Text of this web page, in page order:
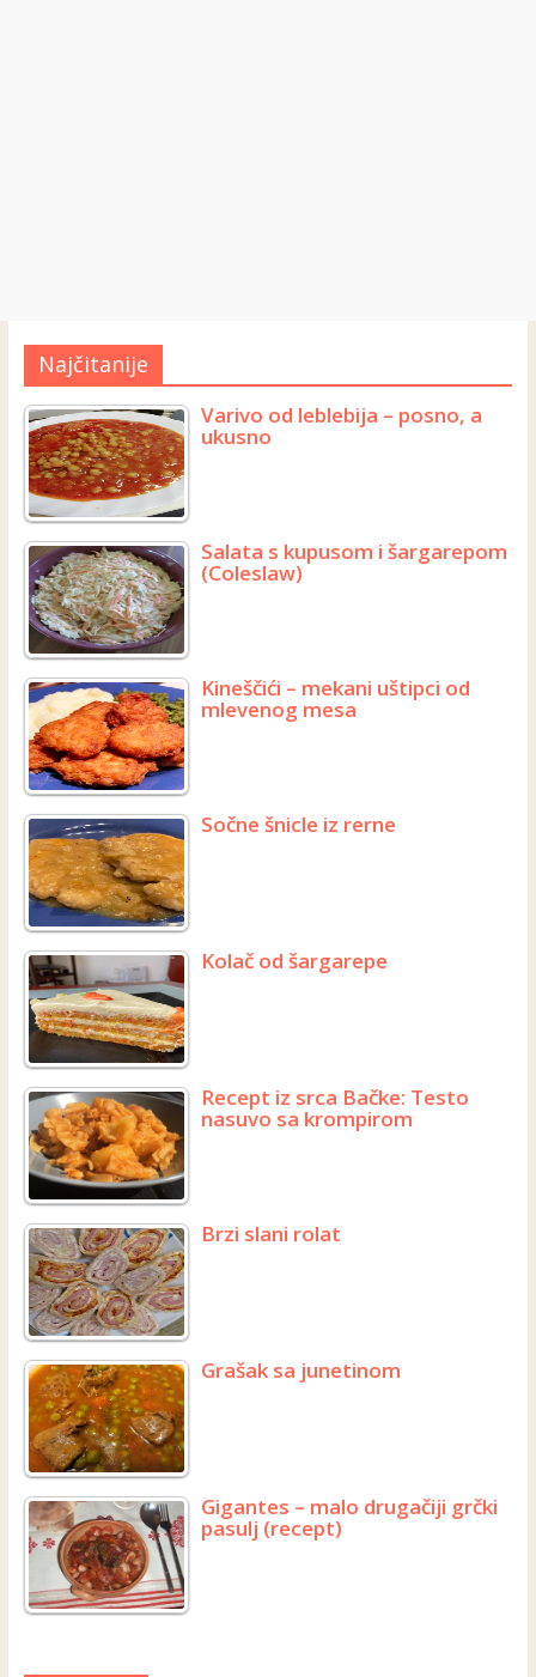
Najčitanije
Varivo od leblebija – posno, a
ukusno
Salata s kupusom i šargarepom
(Coleslaw)
Kineščići – mekani uštipci od
mlevenog mesa
Sočne šnicle iz rerne
Kolač od šargarepe
Recept iz srca Bačke: Testo
nasuvo sa krompirom
Brzi slani rolat
Grašak sa junetinom
Gigantes – malo drugačiji grčki
pasulj (recept)